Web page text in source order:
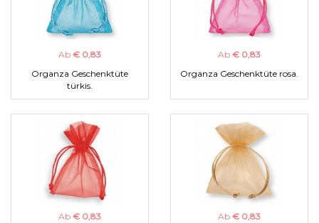
Ab € 0,83
Organza Geschenktüte
türkis.
Ab € 0,83
Organza Geschenktüte rosa.
Ab € 0,83
Ab € 0,83